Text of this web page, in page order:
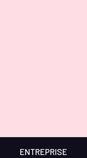
ENTREPRISE